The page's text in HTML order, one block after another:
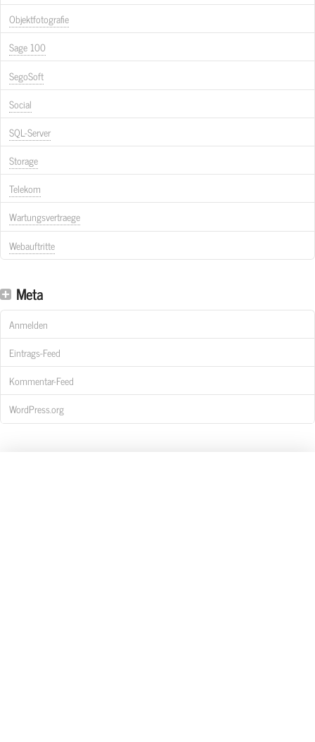
Objektfotografie
Sage 100
SegoSoft
Social
SQL-Server
Storage
Telekom
Wartungsvertraege
Webauftritte
Meta
Anmelden
Eintrags-Feed
Kommentar-Feed
WordPress.org